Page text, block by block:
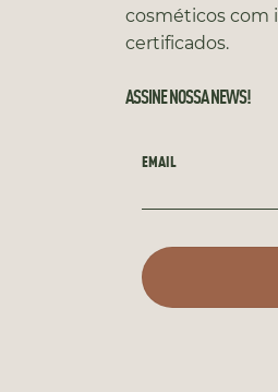
cosméticos com
certificados.
ASSINE NOSSA NEWS!
EMAIL